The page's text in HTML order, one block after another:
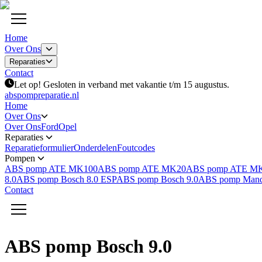
Home
Over Ons
Reparaties
Contact
Let op! Gesloten in verband met vakantie t/m 15 augustus.
abspompreparatie.nl
Home
Over Ons
Over OnsFordOpel
Reparaties
ReparatieformulierOnderdelenFoutcodes
Pompen
ABS pomp ATE MK100ABS pomp ATE MK20ABS pomp ATE
8.0ABS pomp Bosch 8.0 ESPABS pomp Bosch 9.0ABS pomp
Contact
ABS pomp Bosch 9.0